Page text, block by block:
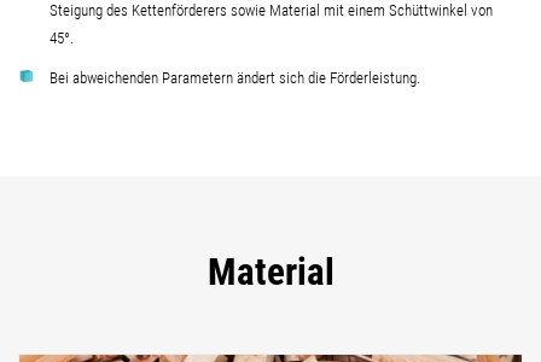
Steigung des Kettenförderers sowie Material mit einem Schüttwinkel von
45°.
Bei abweichenden Parametern ändert sich die Förderleistung.
Material